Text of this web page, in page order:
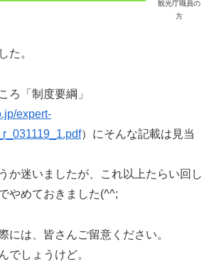
観光庁職員の
方
た。
ろ「制度要綱」
expert-
）にそんな記載は見当
か迷いましたが、これ以上たらい回し
やめておきました(^^;
には、皆さんご留意ください。
でしょうけど。